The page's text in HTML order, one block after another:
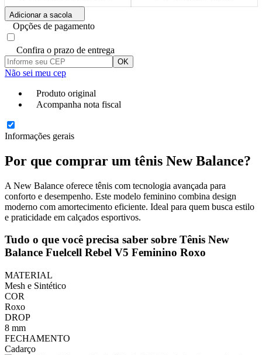
Adicionar a sacola
Opções de pagamento
Confira o prazo de entrega
OK
Não sei meu cep
Produto original
Acompanha nota fiscal
Informações gerais
Por que comprar um tênis New Balance?
A New Balance oferece tênis com tecnologia avançada para
conforto e desempenho. Este modelo feminino combina design
moderno com amortecimento eficiente. Ideal para quem busca estilo
e praticidade em calçados esportivos.
Tudo o que você precisa saber sobre Tênis New
Balance Fuelcell Rebel V5 Feminino Roxo
MATERIAL
Mesh e Sintético
COR
Roxo
DROP
8 mm
FECHAMENTO
Cadarço